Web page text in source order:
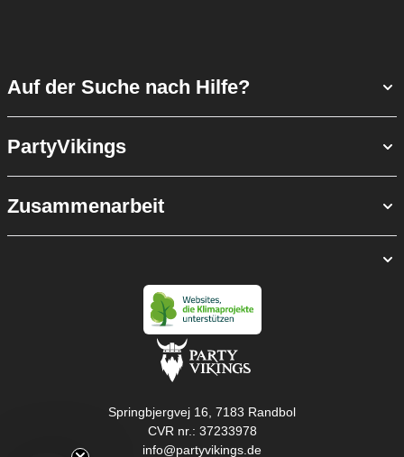
Auf der Suche nach Hilfe?
PartyVikings
Zusammenarbeit
Springbjergvej 16, 7183 Randbol
CVR nr.: 37233978
info@partyvikings.de